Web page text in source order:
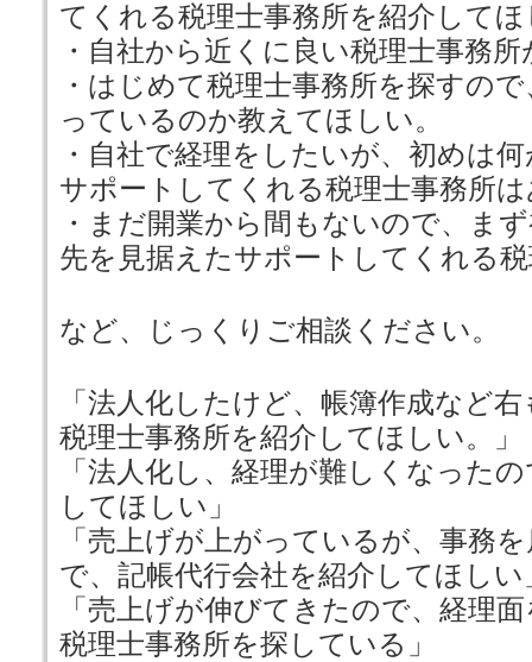
てくれる税理士事務所を紹介して
・自社から近くに良い税理士事務
・はじめて税理士事務所を探すの
っているのか教えてほしい。
・自社で経理をしたいが、初めは
サポートしてくれる税理士事務所
・まだ開業から間もないので、ま
先を見据えたサポートしてくれる
など、じっくりご相談ください。
「法人化したけど、帳簿作成など
税理士事務所を紹介してほしい。」
「法人化し、経理が難しくなった
してほしい」
「売上げが上がっているが、事務
で、記帳代行会社を紹介してほしい
「売上げが伸びてきたので、経理
税理士事務所を探している」